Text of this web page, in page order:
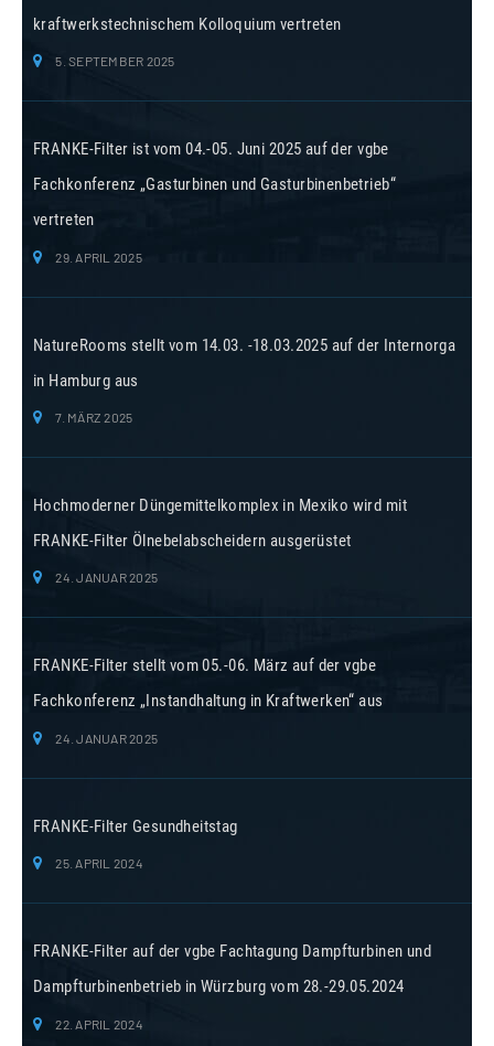
kraftwerkstechnischem Kolloquium vertreten
5. SEPTEMBER 2025
FRANKE-Filter ist vom 04.-05. Juni 2025 auf der vgbe
Fachkonferenz „Gasturbinen und Gasturbinenbetrieb“
vertreten
29. APRIL 2025
NatureRooms stellt vom 14.03. -18.03.2025 auf der Internorga
in Hamburg aus
7. MÄRZ 2025
Hochmoderner Düngemittelkomplex in Mexiko wird mit
FRANKE-Filter Ölnebelabscheidern ausgerüstet
24. JANUAR 2025
FRANKE-Filter stellt vom 05.-06. März auf der vgbe
Fachkonferenz „Instandhaltung in Kraftwerken“ aus
24. JANUAR 2025
FRANKE-Filter Gesundheitstag
25. APRIL 2024
FRANKE-Filter auf der vgbe Fachtagung Dampfturbinen und
Dampfturbinenbetrieb in Würzburg vom 28.-29.05.2024
22. APRIL 2024